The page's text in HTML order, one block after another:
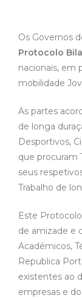
Os Governos
Protocolo
nacionais, em
mobilidade
As partes
de longa
Desportivos,
que procuram
seus
Trabalho de
Este
de amizade e
Académicos,
Republica
existentes ao
empresas e